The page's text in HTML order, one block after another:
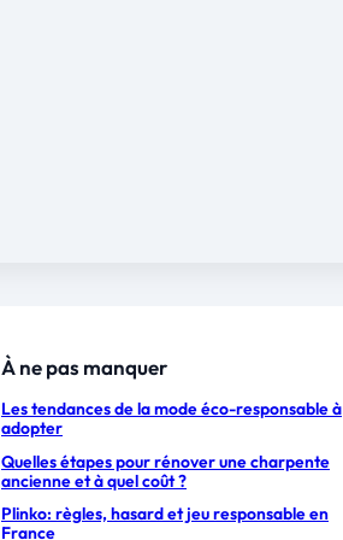
À ne pas manquer
Les tendances de la mode éco-responsable à
adopter
Quelles étapes pour rénover une charpente
ancienne et à quel coût ?
Plinko: règles, hasard et jeu responsable en
France